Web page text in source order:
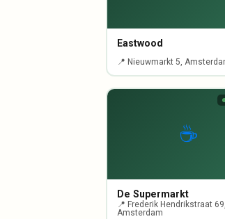
Eastwood
📍 Nieuwmarkt 5,
☕
De Supermarkt
📍 Frederik Hendrikstraat 69,
Amsterdam